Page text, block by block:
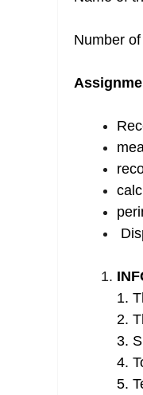
Number
1.
2.
3.
4.
5.